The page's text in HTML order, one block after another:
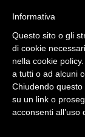
Comunicazione
Scheda1 GR
gara// 2°
Scheda1
//Scheda
Scheda1
definitivo
Informativa
Questo sito o gli
di cookie
nella cookie
a tutti o ad alcuni
Chiudendo
su un link o
acconsenti all’uso